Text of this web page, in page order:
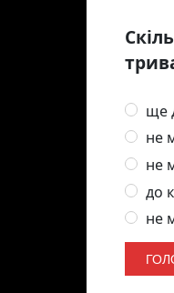
ще
не
не
до
не